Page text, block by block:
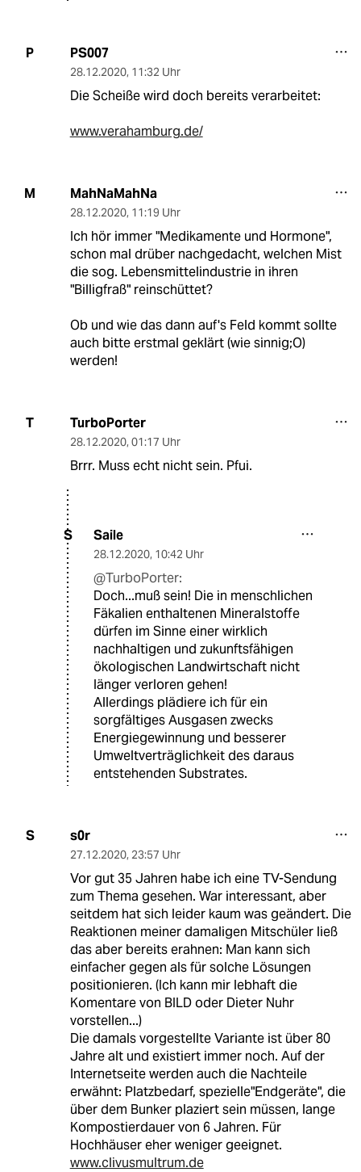
P PS007
28.12.2020, 11:32 Uhr
Die Scheiße wird doch bereits verarbeitet:
www.verahamburg.de/
M MahNaMahNa
28.12.2020, 11:19 Uhr
Ich hör immer "Medikamente und Hormone",
schon mal drüber nachgedacht, welchen Mist
die sog. Lebensmittelindustrie in ihren
"Billigfraß" reinschüttet?
Ob und wie das dann auf's Feld kommt sollte
auch bitte erstmal geklärt (wie sinnig;O)
werden!
T TurboPorter
28.12.2020, 01:17 Uhr
Brrr. Muss echt nicht sein. Pfui.
S Saile
28.12.2020, 10:42 Uhr
@TurboPorter:
Doch...muß sein! Die in menschlichen
Fäkalien enthaltenen Mineralstoffe
dürfen im Sinne einer wirklich
nachhaltigen und zukunftsfähigen
ökologischen Landwirtschaft nicht
länger verloren gehen!
Allerdings plädiere ich für ein
sorgfältiges Ausgasen zwecks
Energiegewinnung und besserer
Umweltverträglichkeit des daraus
entstehenden Substrates.
S s0r
27.12.2020, 23:57 Uhr
Vor gut 35 Jahren habe ich eine TV-Sendung
zum Thema gesehen. War interessant, aber
seitdem hat sich leider kaum was geändert. Die
Reaktionen meiner damaligen Mitschüler ließ
das aber bereits erahnen: Man kann sich
einfacher gegen als für solche Lösungen
positionieren. (Ich kann mir lebhaft die
Komentare von BILD oder Dieter Nuhr
vorstellen...)
Die damals vorgestellte Variante ist über 80
Jahre alt und existiert immer noch. Auf der
Internetseite werden auch die Nachteile
erwähnt: Platzbedarf, spezielle"Endgeräte", die
über dem Bunker plaziert sein müssen, lange
Kompostierdauer von 6 Jahren. Für
Hochhäuser eher weniger geeignet.
www.clivusmultrum.de